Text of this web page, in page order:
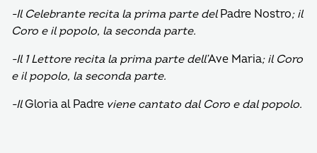
-Il Celebrante recita la prima parte del Padre Nostro; il
Coro e il popolo, la seconda parte.
-Il 1 Lettore recita la prima parte dell’Ave Maria; il Coro
e il popolo, la seconda parte.
-IlGloria al Padre viene cantato dal Coro e dal popolo.